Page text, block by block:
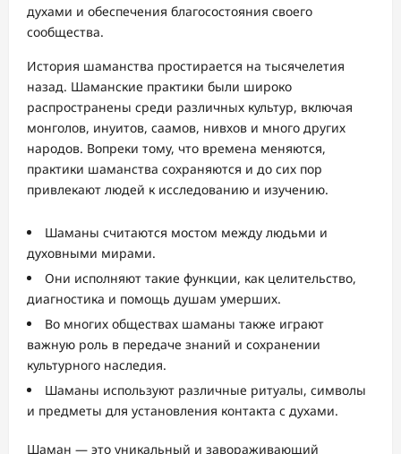
духами и обеспечения благосостояния своего
сообщества.
История шаманства простирается на тысячелетия
назад. Шаманские практики были широко
распространены среди различных культур, включая
монголов, инуитов, саамов, нивхов и много других
народов. Вопреки тому, что времена меняются,
практики шаманства сохраняются и до сих пор
привлекают людей к исследованию и изучению.
Шаманы считаются мостом между людьми и
духовными мирами.
Они исполняют такие функции, как целительство,
диагностика и помощь душам умерших.
Во многих обществах шаманы также играют
важную роль в передаче знаний и сохранении
культурного наследия.
Шаманы используют различные ритуалы, символы
и предметы для установления контакта с духами.
Шаман — это уникальный и завораживающий